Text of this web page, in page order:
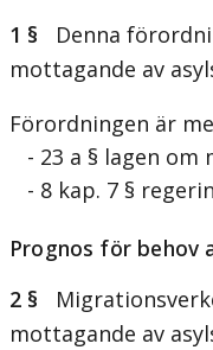
1 § Denna
mottagande av
Förordningen är
- 23 a § lagen om
- 8 kap. 7 §
Prognos för behov
2 §
mottagande av